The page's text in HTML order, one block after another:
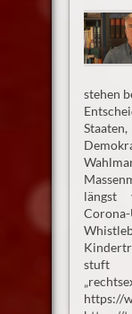
stehen
längst
stuft
https://